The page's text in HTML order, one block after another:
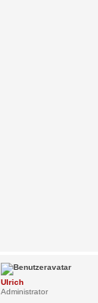
Ulrich
Administrator